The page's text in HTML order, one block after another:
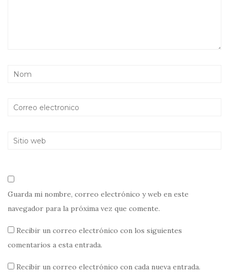
Guarda mi nombre, correo electrónico y web en este
navegador para la próxima vez que comente.
Recibir un correo electrónico con los siguientes
comentarios a esta entrada.
Recibir un correo electrónico con cada nueva entrada.